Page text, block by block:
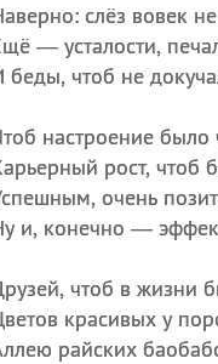
слёз вовек
— усталости,
беды, чтоб не
настроение
рост, чтоб
очень
и, конечно —
чтоб в жизни
красивых у
райских